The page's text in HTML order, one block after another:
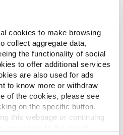
cookies to make browsing
collect aggregate data,
the functionality of social
to offer additional services
are also used for ads
to know more or withdraw
of the cookies, please see
on the specific button,
this webpage or continuing